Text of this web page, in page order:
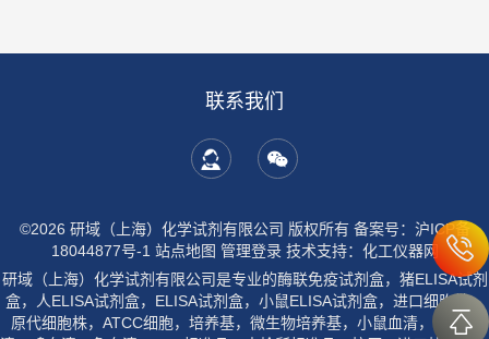
联系我们
©2026 研域（上海）化学试剂有限公司 版权所有 备案号：沪ICP备
18044877号-1 站点地图 管理登录技术支持： 化工仪器网
研域（上海）化学试剂有限公司是专业的酶联免疫试剂盒，猪ELISA试剂
盒，人ELISA试剂盒，ELISA试剂盒，小鼠ELISA试剂盒，进口细胞株，
原代细胞株，ATCC细胞，培养基，微生物培养基，小鼠血清，大鼠血